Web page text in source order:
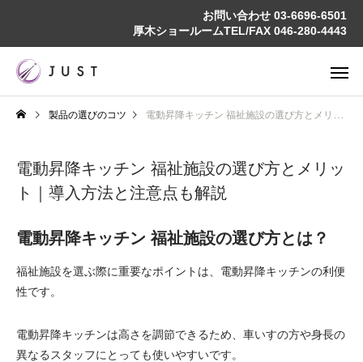
お問い合わせ 03-6696-6501
厚木ショールームTEL/FAX 046-280-4443
製品の選びのコツ 電動昇降キッチン 福祉施設の選び方とメリット｜導入方法と注意点も解説
電動昇降キッチン 福祉施設の選び方とメリッ
ト｜導入方法と注意点も解説
電動昇降キッチン 福祉施設の選び方とは？
福祉施設を選ぶ際に重要なポイントは、電動昇降キッチンの利便
性です。
電動昇降キッチンは高さを調節できるため、車いすの方や身長の
異なるスタッフにとっても使いやすいです。